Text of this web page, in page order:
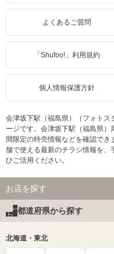
よくあるご質問
「Shufoo!」利用規約
個人情報保護方針
会津坂下駅（福島県）（フォト
ージです。会津坂下駅（福島県
間限定の特売情報などを確認で
舗で使える最新のチラシ情報を
ひご活用ください。
お店を探す
都道府県から探す
北海道・東北